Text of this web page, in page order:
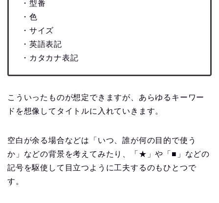
・型番
・色
・サイズ
・英語表記
・カタカナ表記
こういったものが想定できますが、あらゆるキーワー
ドを想像してタイトルに入れていきます。
空白が余る場合などは「いつ、誰が何の目的で使う
か」などの背景を考えてみたり、「★」や「■」などの
記号を駆使して目立つように工夫するのもひとつで
す。